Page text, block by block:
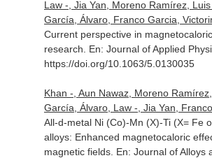
Law -, Jia Yan, Moreno Ramírez,
García, Álvaro, Franco Garcia,
Current perspective in
research. En: Journal of Applied
https://doi.org/10.1063/5.0130035
Khan -, Aun Nawaz, Moreno
García, Álvaro, Law -, Jia Yan,
All-d-metal Ni (Co)-Mn (X)-Ti (X= Fe
alloys: Enhanced magnetocaloric
magnetic fields. En: Journal of Alloys